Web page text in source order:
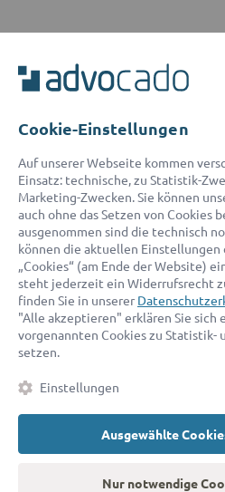
Unser Serviceteam ist von 8:00 bis
E-Mail:
service@advocado.com
© 2026 advocado - einfach online den
KontaktDatenschutz
Cookies
Cookie-Einstellungen
Auf unserer Webseite kommen
Einsatz: technische, zu Statistik-
Marketing-Zwecken. Sie können
auch ohne das Setzen von Cookies
ausgenommen sind die technisch
können die aktuellen Einstellungen
„Cookies“ (am Ende der Website)
steht jederzeit ein Widerrufsrecht
finden Sie in unserer
"Alle akzeptieren" erklären Sie sich
vorgenannten Cookies zu Statistik-
setzen.
Einstellungen
Ausgewählte
Nur notwendige